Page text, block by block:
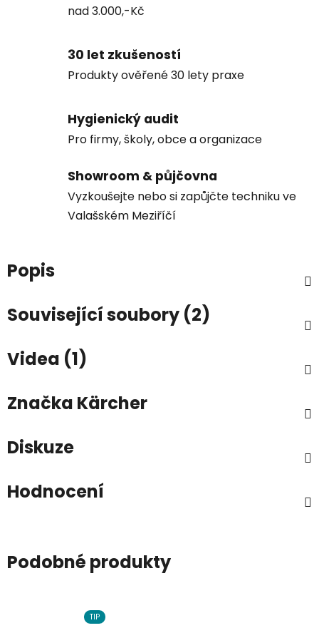
nad 3.000,-Kč
30 let zkušeností
Produkty ověřené 30 lety praxe
Hygienický audit
Pro firmy, školy, obce a organizace
Showroom & půjčovna
Vyzkoušejte nebo si zapůjčte techniku ve
Valašském Meziříčí
Popis
Související soubory (2)
Videa (1)
Značka Kärcher
Diskuze
Hodnocení
Podobné produkty
TIP